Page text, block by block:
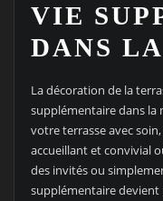
VIE
DANS
La décoration de la
supplémentaire dans la
votre terrasse avec
accueillant et convivial
des invités ou
supplémentaire